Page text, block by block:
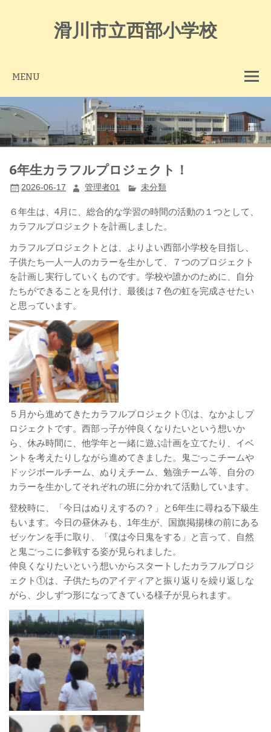
滑川市立西部小学校
MENU
6年生カラフルプロジェクト！
2026-06-17 管理者01 未分類
６年生は、4月に、総合的な学習の時間の活動の１つとして、
カラフルプロジェクトを計画しました。
カラフルプロジェクトとは、よりよい西部小学校を目指し、
子供たち一人一人のカラーを生かして、７つのプロジェクト
を計画し実行していくものです。学校や誰かのために、
自分
たちができることを見付け、最後は７色の虹を完成させたい
と思っています。
５月から進めてきたカラフルプロジェクト①は、なかよしプ
ロジェ クトです。西部っ子が仲良くなりたいという想いか
ら、休み時間に、他学年と一緒に遊ぶ計画を立てたり、イベ
ントを考え たりしながら進めてきました。鬼ごっこチームや
ドッジボールチー ム、ぬりえチーム、勉強チーム等、自分の
カラーを生かしてそれぞれの班に分かれて活動しています。
登校時に、「今日はぬりえするの？」と6年生に尋ねる下級生
もいます。今日の昼休みも、1年生が、国旗掲揚棟の前にある
ゼッケンを手に取り、「僕は今日鬼をする」と言って、
自然
と鬼ごっこに参戦する姿が見られました。
仲良くなりたいという想いからスタートしたカラフルプロジ
ェクト①は、子供たちのアイディアと振り返りを繰り返しな
がら、少しずつ形になってきている様子が見られます。